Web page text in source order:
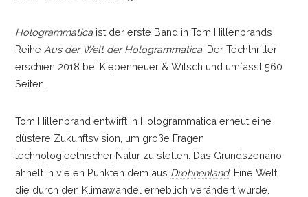
Hologrammaticaist der erste Band in Tom Hillenbrands
Reihe Aus der Welt der Hologrammatica. Der Techthriller
erschien 2018 bei Kiepenheuer & Witsch und umfasst 560
Seiten.
Tom Hillenbrand entwirft in Hologrammatica erneut eine
düstere Zukunftsvision, um große Fragen
technologieethischer Natur zu stellen. Das Grundszenario
ähnelt in vielen Punkten dem aus Drohnenland. Eine Welt,
die durch den Klimawandel erheblich verändert wurde.